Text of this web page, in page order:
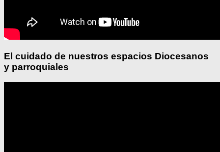
El cuidado de nuestros espacios Diocesanos
y parroquiales